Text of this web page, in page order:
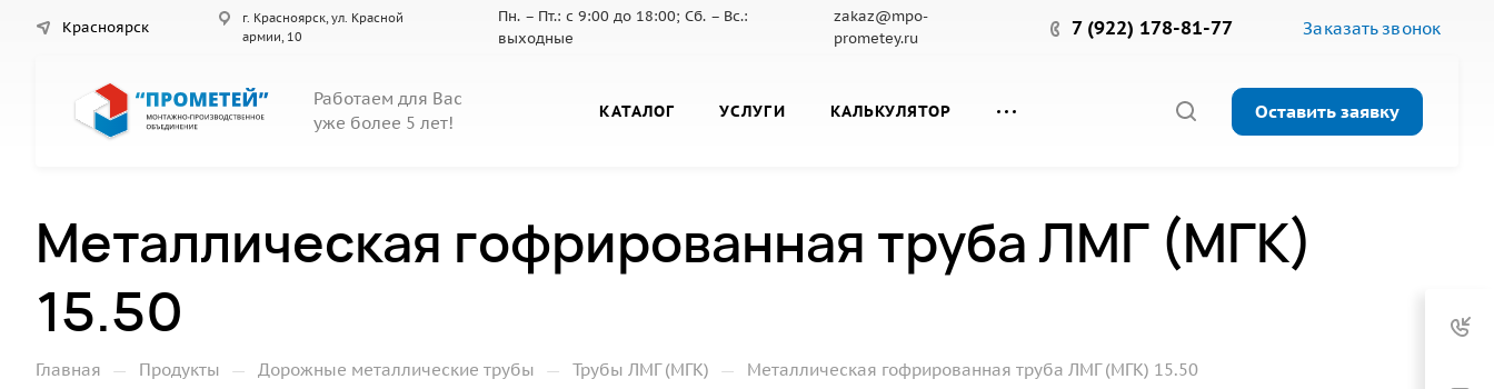
Красноярск
г. Красноярск, ул. Красной
армии, 10
Пн. – Пт.: с 9:00 до 18:00; Сб. – Вс.:
выходные
zakaz@mpo-
prometey.ru
7 (922) 178-81-77 Заказать звонок
Работаем для Вас
уже более 5 лет!
КАТАЛОГ УСЛУГИ КАЛЬКУЛЯТОР Оставить заявку
Металлическая гофрированная труба ЛМГ (МГК)
15.50
Главная — Продукты — Дорожные металлические трубы — Трубы ЛМГ (МГК) — Металлическая гофрированная труба ЛМГ (МГК) 15.50